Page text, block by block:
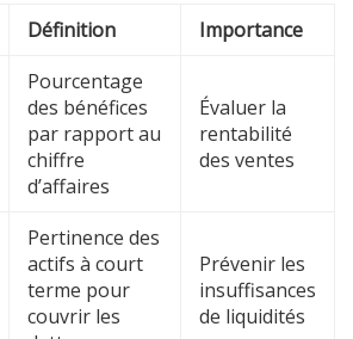
Définition Importance
Pourcentage
des bénéfices
par rapport au
chiffre
d’affaires
Évaluer la
rentabilité
des ventes
Pertinence des
actifs à court
terme pour
couvrir les
Prévenir les
insuffisances
de liquidités